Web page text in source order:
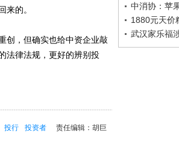
中消协：苹
1880元天价
武汉家乐福
来的。
，但确实也给中资企业敲
法律法规，更好的辨别投
责任编辑：胡巨
投行
投资者